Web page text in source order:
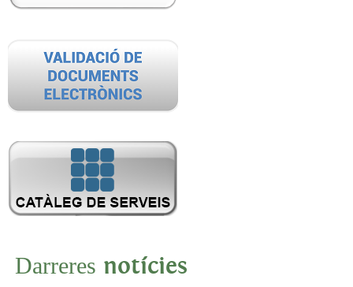
Darreres notícies